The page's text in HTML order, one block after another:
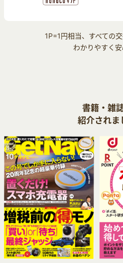
1P=1円相当、すべての
わかりやすく安
書籍・雑
紹介されま